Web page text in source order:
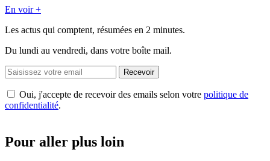
En voir +
Les actus qui comptent, résumées en 2 minutes.
Du lundi au vendredi, dans votre boîte mail.
Recevoir
Oui, j'accepte de recevoir des emails selon votre politique de
confidentialité.
Pour aller plus loin